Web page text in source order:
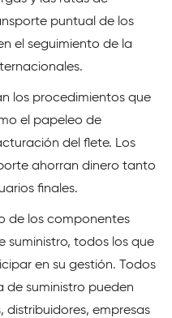
puntual de los
el seguimiento de la
los procedimientos que
el papeleo de
del flete. Los
ahorran dinero tanto
finales.
de los componentes
suministro, todos los que
en su gestión. Todos
de suministro pueden
distribuidores, empresas